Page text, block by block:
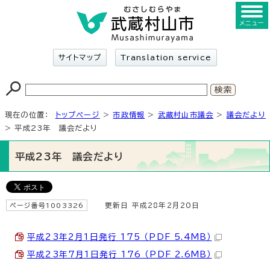
サイトマップ Translation service
メニュー
現在の位置： トップページ >市政情報 > 武蔵村山市議会 > 議会だより
> 平成23年 議会だより
平成23年 議会だより
ページ番号1003326 更新日 平成28年2月20日
平成23年2月1日発行 175 （PDF 5.4MB）
平成23年7月1日発行 176 （PDF 2.6MB）